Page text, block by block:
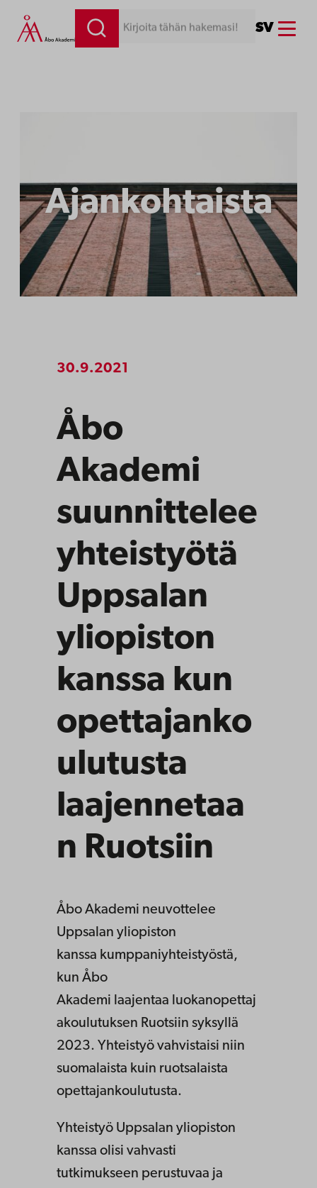
Siirry
sisältöön
Kirjoita tähän hakemasi! SV Menu
Ajankohtaista
30.9.2021
Åbo
Akademi
suunnittelee
yhteistyötä
Uppsalan
yliopiston
kanssa kun
opettajanko
ulutusta
laajennetaa
n Ruotsiin
Åbo Akademi neuvottelee
Uppsalan yliopiston
kanssa kumppaniyhteistyöstä,
kun Åbo
Akademi laajentaa luokanopettaj
akoulutuksen Ruotsiin syksyllä
2023. Yhteistyö vahvistaisi niin
suomalaista kuin ruotsalaista
opettajankoulutusta.
Yhteistyö Uppsalan yliopiston
kanssa olisi vahvasti
tutkimukseen perustuvaa ja